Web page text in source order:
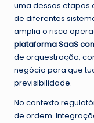
uma dessas etapas
de diferentes
amplia o risco
plataforma SaaS
de orquestração,
negócio para que
previsibilidade.
No contexto
de ordem.